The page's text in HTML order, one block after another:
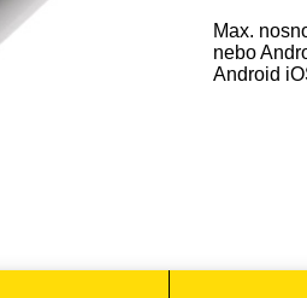
Max.
nebo
Android